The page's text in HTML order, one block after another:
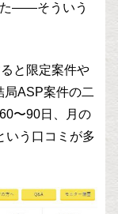
た——そういう
と限定案件や
ASP案件の二
〜90日、月の
いう口コミが多